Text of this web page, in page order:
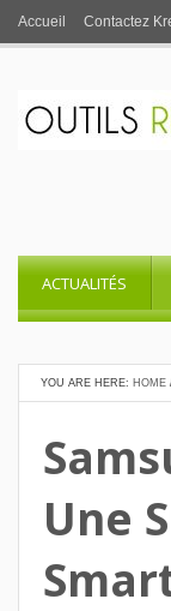
Accueil Contactez
ACTUALITÉS
YOU ARE HERE: HOME
Une